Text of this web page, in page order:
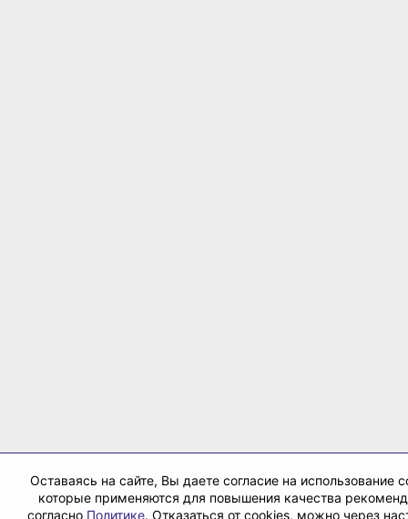
Оставаясь на сайте, Вы даете согласие на использование
которые применяются для повышения качества
согласно Политике. Отказаться от cookies, можно через